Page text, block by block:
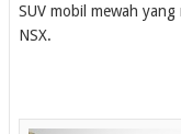
SUV mobil mewah
NSX.